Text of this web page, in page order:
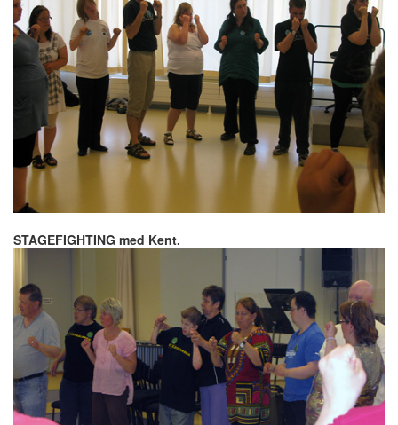
STAGEFIGHTING med Kent.